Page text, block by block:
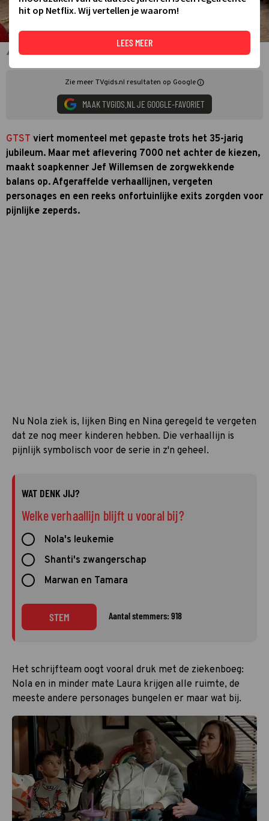
gtst
Zie meer TVgids.nl resultaten op Google
MAAK TVGIDS.NL JE GOOGLE-FAVORIET
GTST viert momenteel met gepaste trots het 35-jarig
jubileum. Maar met aflevering 7000 net achter de kiezen,
maakt soapkenner Jef Willemsen de zorgwekkende
balans op. Afgeraffelde verhaallijnen, vergeten
personages en een reeks onfortuinlijke exits zorgden voor
pijnlijke zeperds.
Nu Nola ziek is, lijken Bing en Nina geregeld te vergeten
dat ze nog meer kinderen hebben. Die verhaallijn is
pijnlijk symbolisch voor de serie in z'n geheel.
WAT DENK JIJ?
Welke verhaallijn blijft u vooral bij?
Nola's leukemie
Shanti's zwangerschap
Marwan en Tamara
STEM Aantal stemmers: 918
Het schrijfteam oogt vooral druk met de ziekenboeg:
Nola en in minder mate Laura krijgen alle ruimte, de
meeste andere personages bungelen er maar wat bij.
hit op Netflix. Wij vertellen je waarom!
LEES MEER